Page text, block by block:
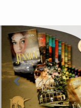
InhaltVorherige